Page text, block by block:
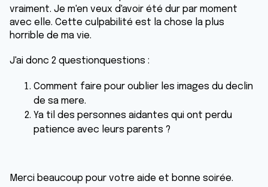
vraiment. Je m'en veux d'avoir été dur par moment
avec elle. Cette culpabilité est la chose la plus
horrible de ma vie.
J'ai donc 2 questionquestions :
Comment faire pour oublier les images du declin
de sa mere.
Ya til des personnes aidantes qui ont perdu
patience avec leurs parents ?
Merci beaucoup pour votre aide et bonne soirée.